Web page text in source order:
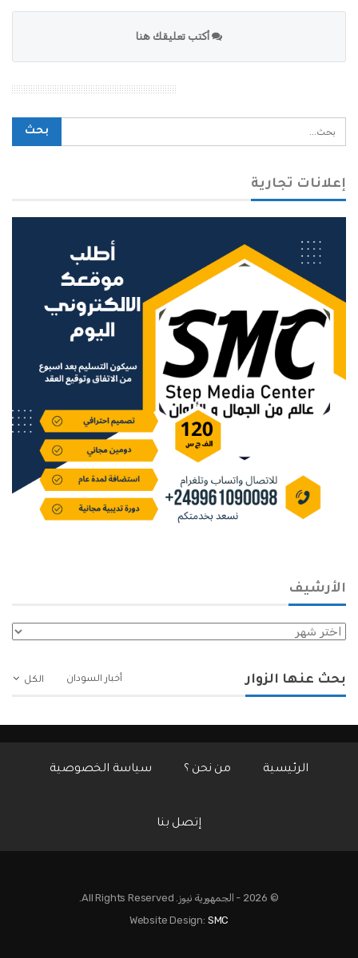
أكتب تعليقك هنا
إعلانات تجارية
الأرشيف
الأرشيف
الكل بحث عنها الزوار أخبار السودان
الرئيسية من نحن ؟ سياسة الخصوصية
إتصل بنا
© 2026 - الجمهورية نيوز. All Rights Reserved.
Website Design: SMC